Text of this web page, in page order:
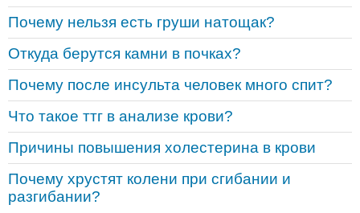
Почему нельзя есть груши натощак?
Откуда берутся камни в почках?
Почему после инсульта человек много спит?
Что такое ттг в анализе крови?
Причины повышения холестерина в крови
Почему хрустят колени при сгибании и
разгибании?